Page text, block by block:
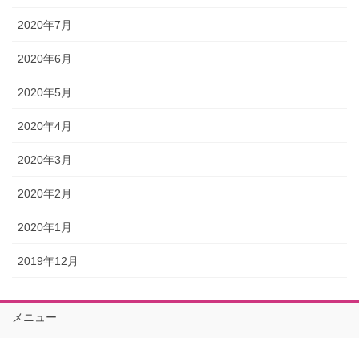
2020年7月
2020年6月
2020年5月
2020年4月
2020年3月
2020年2月
2020年1月
2019年12月
メニュー